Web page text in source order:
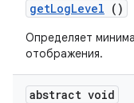
getLogLevel ()
Определяет
отображения.
abstract void